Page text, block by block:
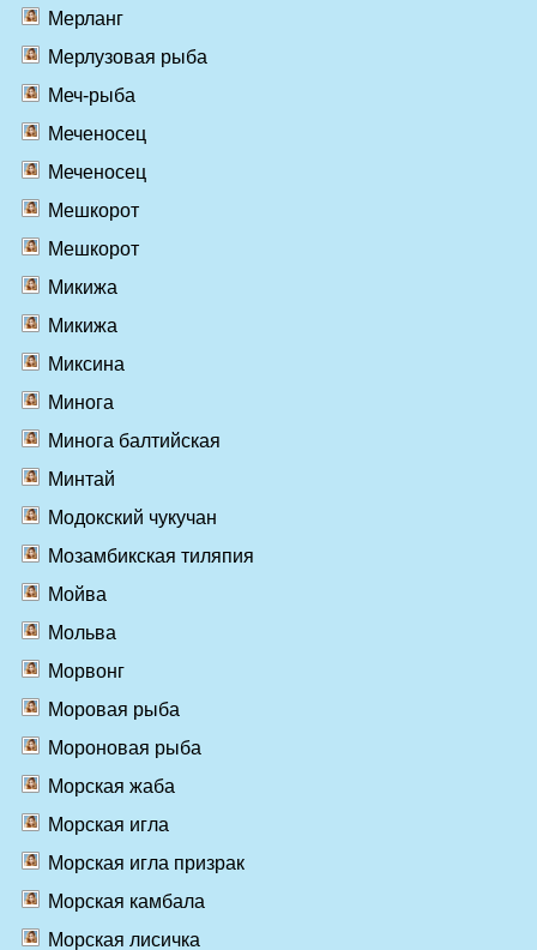
Мерланг
Мерлузовая рыба
Меч-рыба
Меченосец
Меченосец
Мешкорот
Мешкорот
Микижа
Микижа
Миксина
Минога
Минога балтийская
Минтай
Модокский чукучан
Мозамбикская тиляпия
Мойва
Мольва
Морвонг
Моровая рыба
Мороновая рыба
Морская жаба
Морская игла
Морская игла призрак
Морская камбала
Морская лисичка